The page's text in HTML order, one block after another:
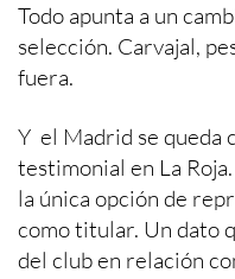
Todo apunta a un
selección. Carvajal,
fuera.
Y el Madrid se queda
testimonial en La
la única opción de
como titular. Un dato
del club en relación